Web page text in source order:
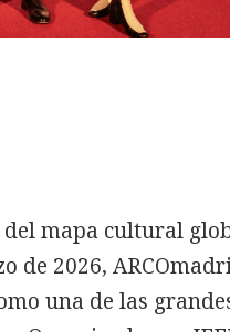
mapa cultural
de 2026,
una de las